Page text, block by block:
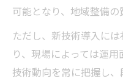
可能となり、地域整備の
ただし、新技術導入に
り、現場によっては運用
技術動向を常に把握し